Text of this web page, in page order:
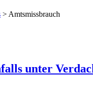
> Amtsmissbrauch
unter